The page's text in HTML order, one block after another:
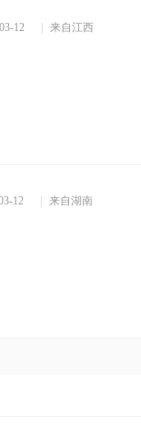
12 来自江西
12 来自湖南